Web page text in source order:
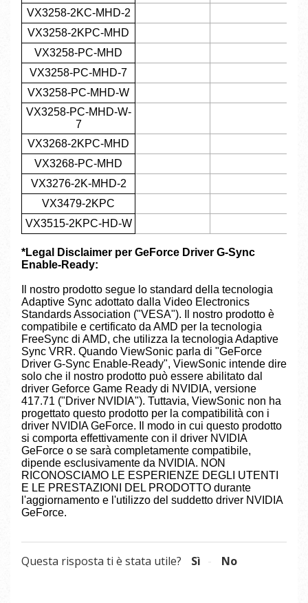
VX3258-2KC-MHD-2
VX3258-2KPC-MHD
VX3258-PC-MHD
VX3258-PC-MHD-7
VX3258-PC-MHD-W
VX3258-PC-MHD-W-
7
VX3268-2KPC-MHD
VX3268-PC-MHD
VX3276-2K-MHD-2
VX3479-2KPC
VX3515-2KPC-HD-W
*Legal Disclaimer per GeForce Driver G-Sync
Enable-Ready:
Il nostro prodotto segue lo standard della tecnologia
Adaptive Sync adottato dalla Video Electronics
Standards Association ("VESA"). Il nostro prodotto è
compatibile e certificato da AMD per la tecnologia
FreeSync di AMD, che utilizza la tecnologia Adaptive
Sync VRR. Quando ViewSonic parla di "GeForce
Driver G-Sync Enable-Ready", ViewSonic intende dire
solo che il nostro prodotto può essere abilitato dal
driver Geforce Game Ready di NVIDIA, versione
417.71 ("Driver NVIDIA"). Tuttavia, ViewSonic non ha
progettato questo prodotto per la compatibilità con i
driver NVIDIA GeForce. Il modo in cui questo prodotto
si comporta effettivamente con il driver NVIDIA
GeForce o se sarà completamente compatibile,
dipende esclusivamente da NVIDIA. NON
RICONOSCIAMO LE ESPERIENZE DEGLI UTENTI
E LE PRESTAZIONI DEL PRODOTTO durante
l'aggiornamento e l'utilizzo del suddetto driver NVIDIA
GeForce.
Questa risposta ti è stata utile? Sì No